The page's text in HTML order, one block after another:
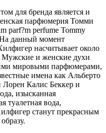
для бренда является и
парфюмерия Томми
parf?m perfume Tommy
данный момент
насчитывает около
и женские духи
мировыми парфюмерами,
имена как Альберто
Калис Беккер и
изысканная
туалетная вода,
станут прекрасным